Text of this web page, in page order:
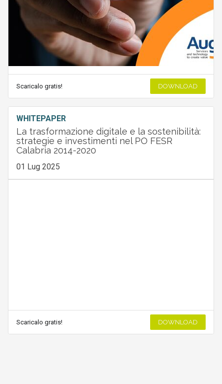
Scaricalo gratis! DOWNLOAD
WHITEPAPER
La trasformazione digitale e la sostenibilità:
strategie e investimenti nel PO FESR
Calabria 2014-2020
01 Lug 2025
Scaricalo gratis! DOWNLOAD